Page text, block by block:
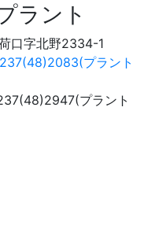
ラント
口字北野2334-1
プラント
プラント